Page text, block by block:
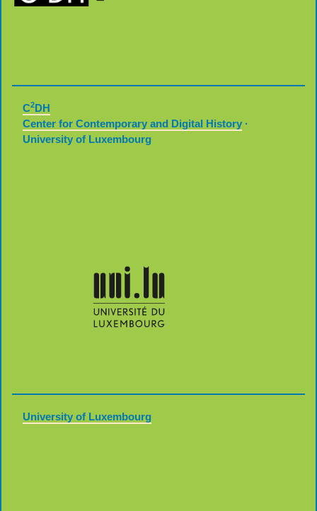
C2DH
Center for Contemporary and Digital History ·
University of Luxembourg
University of Luxembourg